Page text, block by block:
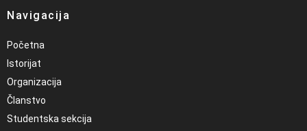
Navigacija
Početna
Istorijat
Organizacija
Članstvo
Studentska sekcija